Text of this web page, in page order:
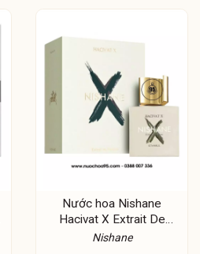
Nước hoa Nishane
Hacivat X Extrait De
Parfum
Nishane